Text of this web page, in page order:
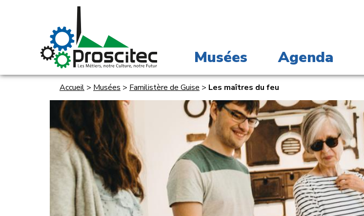
Musées Agenda
Accueil > Musées > Familistère de Guise > Les maîtres du feu